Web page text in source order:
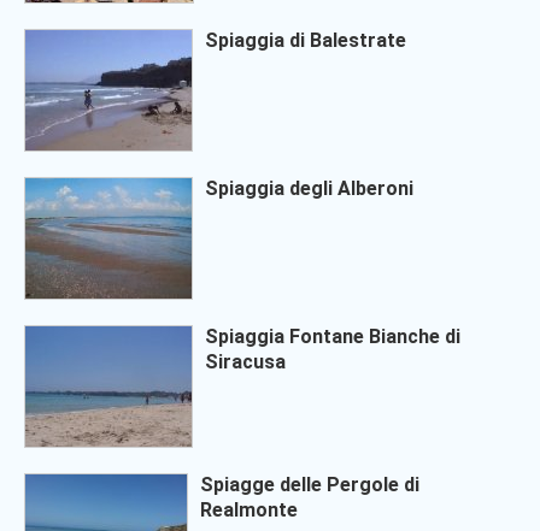
Spiaggia di Balestrate
Spiaggia degli Alberoni
Spiaggia Fontane Bianche di
Siracusa
Spiagge delle Pergole di
Realmonte